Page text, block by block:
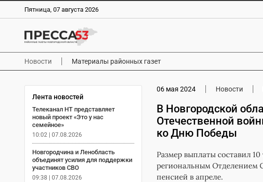
Пятница, 07 августа 2026
Новости Материалы районных газет
Лента новостей
Телеканал НТ представляет
новый проект «Это у нас
семейное»
10:02 | 07.08.2026
Новгородчина и Ленобласть
объединят усилия для поддержки
участников СВО
09:38 | 07.08.2026
06 мая 2024 Новости
В Новгородской
Отечественной
ко Дню Победы
Размер выплаты составил
региональным Отделением
пенсией в апреле.